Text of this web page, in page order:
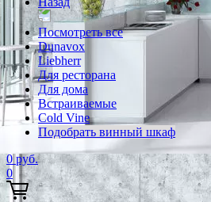
Посмотреть все
Dunavox
Liebherr
Для ресторана
Для дома
Встраиваемые
Cold Vine
Подобрать винный шкаф
0 руб.
0